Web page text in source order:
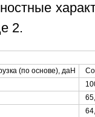
2.
(по основе), даН